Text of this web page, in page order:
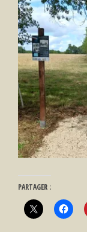
PARTAGER :